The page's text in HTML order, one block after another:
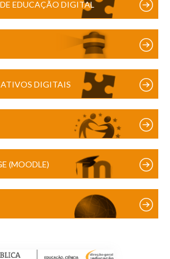
EDUCAÇÃO DIGITAL
DIGITAIS
(MOODLE)